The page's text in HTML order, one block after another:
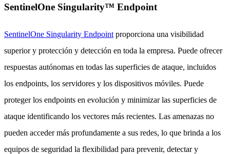
SentinelOne Singularity™ Endpoint
SentinelOne Singularity Endpoint proporciona una visibilidad
superior y protección y detección en toda la empresa. Puede ofrecer
respuestas autónomas en todas las superficies de ataque, incluidos
los endpoints, los servidores y los dispositivos móviles. Puede
proteger los endpoints en evolución y minimizar las superficies de
ataque identificando los vectores más recientes. Las amenazas no
pueden acceder más profundamente a sus redes, lo que brinda a los
equipos de seguridad la flexibilidad para prevenir, detectar y